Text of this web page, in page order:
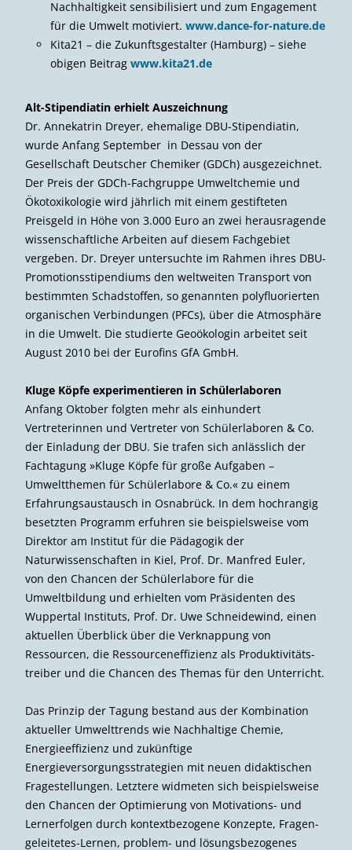
Nachhaltigkeit sensibilisiert und zum Engagement
für die Umwelt motiviert. www.dance-for-nature.de
Kita21 – die Zukunftsgestalter (Hamburg) – siehe
obigen Beitrag www.kita21.de
Alt-Stipendiatin erhielt Auszeichnung
Dr. Annekatrin Dreyer, ehemalige DBU-Stipendiatin,
wurde Anfang September in Dessau von der
Gesellschaft Deutscher Chemiker (GDCh) ausgezeichnet.
Der Preis der GDCh-Fachgruppe Umweltchemie und
Ökotoxikologie wird jährlich mit einem gestifteten
Preisgeld in Höhe von 3.000 Euro an zwei herausragende
wissenschaftliche Arbeiten auf diesem Fachgebiet
vergeben. Dr. Dreyer untersuchte im Rahmen ihres DBU-
Promotionsstipendiums den weltweiten Transport von
bestimmten Schadstoffen, so genannten polyfluorierten
organischen Verbindungen (PFCs), über die Atmosphäre
in die Umwelt. Die studierte Geoökologin arbeitet seit
August 2010 bei der Eurofins GfA GmbH.
Kluge Köpfe experimentieren in Schülerlaboren
Anfang Oktober folgten mehr als einhundert
Vertreterinnen und Vertreter von Schüler­laboren & Co.
der Einladung der DBU. Sie trafen sich anlässlich der
Fachtagung »Kluge Köpfe für große Aufgaben –
Umweltthemen für Schülerlabore & Co.« zu einem
Erfahrungsaustausch in Osnabrück. In dem hochrangig
besetzten Programm erfuhren sie beispielsweise vom
Direktor am Institut für die Pädagogik der
Naturwissenschaften in Kiel, Prof. Dr. Manfred Euler,
von den Chancen der Schülerlabore für die
Umweltbildung und erhielten vom Präsidenten des
Wuppertal Instituts, Prof. Dr. Uwe Schneidewind, einen
aktuellen Überblick über die Verknappung von
Ressourcen, die Ressourcen­effizienz als Produktivitäts­
treiber und die Chancen des Themas für den Unterricht.
Das Prinzip der Tagung bestand aus der Kombination
aktueller Umwelttrends wie Nachhaltige Chemie,
Energieeffizienz und zukünftige
Energieversorgungsstrategien mit neuen didaktischen
Fragestellungen. Letztere widmeten sich beispielsweise
den Chancen der Optimierung von Motivations- und
Lernerfolgen durch kontextbezogene Konzepte, Fragen-
geleitetes-Lernen, problem- und lösungsbezogenes